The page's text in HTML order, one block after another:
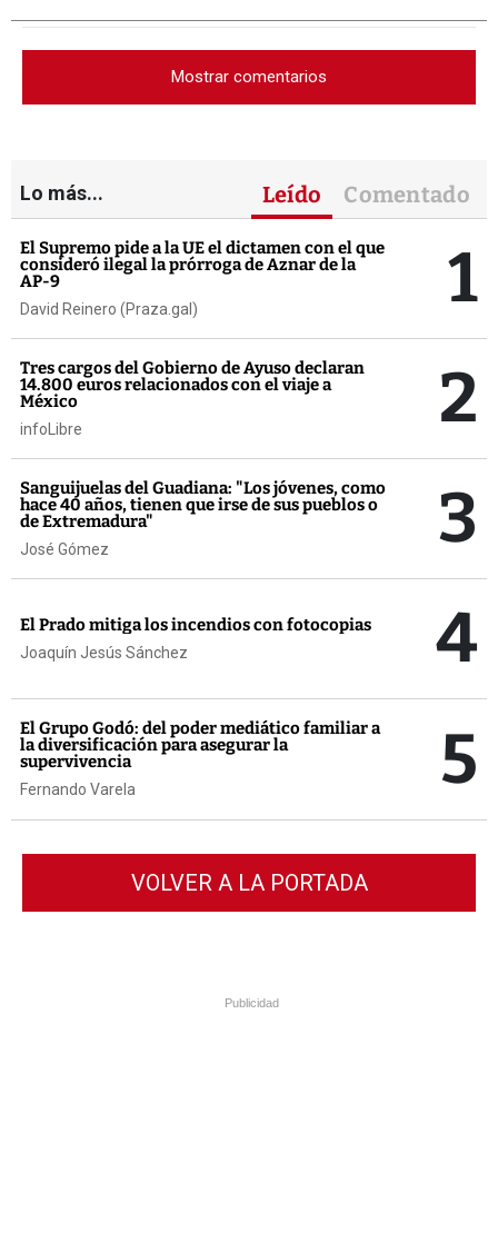
Mostrar comentarios
Lo más... Leído Comentado
El Supremo pide a la UE el dictamen con el que
consideró ilegal la prórroga de Aznar de la
AP-9
David Reinero (Praza.gal) 1
Tres cargos del Gobierno de Ayuso declaran
14.800 euros relacionados con el viaje a
México
infoLibre 2
Sanguijuelas del Guadiana: "Los jóvenes, como
hace 40 años, tienen que irse de sus pueblos o
de Extremadura"
José Gómez 3
El Prado mitiga los incendios con fotocopias
Joaquín Jesús Sánchez 4
El Grupo Godó: del poder mediático familiar a
la diversificación para asegurar la
supervivencia
Fernando Varela 5
VOLVER A LA PORTADA
Publicidad